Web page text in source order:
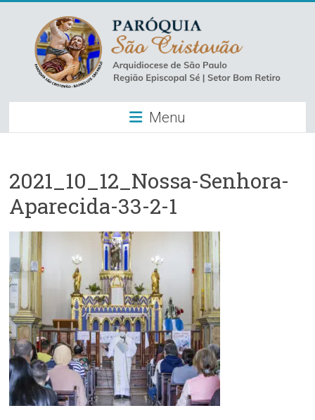
content
Paróquia
São
–
Luz
Arquidiocese
São
Paulo
–
Região
Episcopal
Sé
–
Setor
Bom
Menu
2021_10_12_Nossa-Senhora-
Aparecida-33-2-1